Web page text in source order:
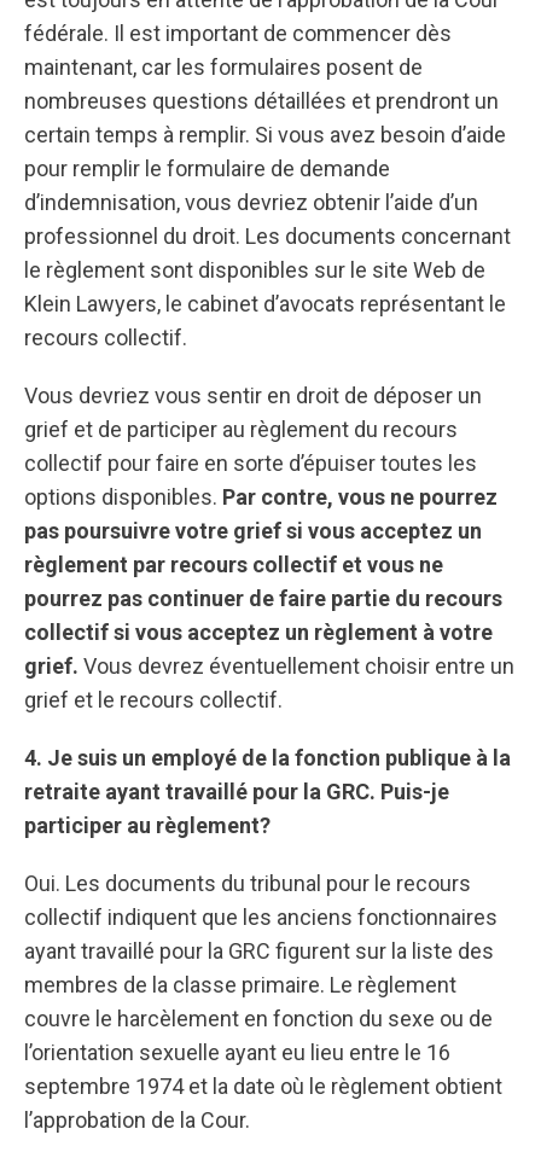
fédérale. Il est important de commencer dès
maintenant, car les formulaires posent de
nombreuses questions détaillées et prendront un
certain temps à remplir. Si vous avez besoin d’aide
pour remplir le formulaire de demande
d’indemnisation, vous devriez obtenir l’aide d’un
professionnel du droit. Les documents concernant
le règlement sont disponibles sur le site Web de
Klein Lawyers, le cabinet d’avocats représentant le
recours collectif.
Vous devriez vous sentir en droit de déposer un
grief et de participer au règlement du recours
collectif pour faire en sorte d’épuiser toutes les
options disponibles. Par contre, vous ne pourrez
pas poursuivre votre grief si vous acceptez un
règlement par recours collectif et vous ne
pourrez pas continuer de faire partie du recours
collectif si vous acceptez un règlement à votre
grief. Vous devrez éventuellement choisir entre un
grief et le recours collectif.
4. Je suis un employé de la fonction publique à la
retraite ayant travaillé pour la GRC. Puis-je
participer au règlement?
Oui. Les documents du tribunal pour le recours
collectif indiquent que les anciens fonctionnaires
ayant travaillé pour la GRC figurent sur la liste des
membres de la classe primaire. Le règlement
couvre le harcèlement en fonction du sexe ou de
l’orientation sexuelle ayant eu lieu entre le 16
septembre 1974 et la date où le règlement obtient
l’approbation de la Cour.